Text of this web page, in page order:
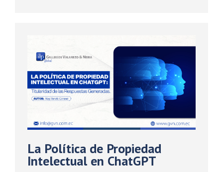
La Política de Propiedad
Intelectual en ChatGPT